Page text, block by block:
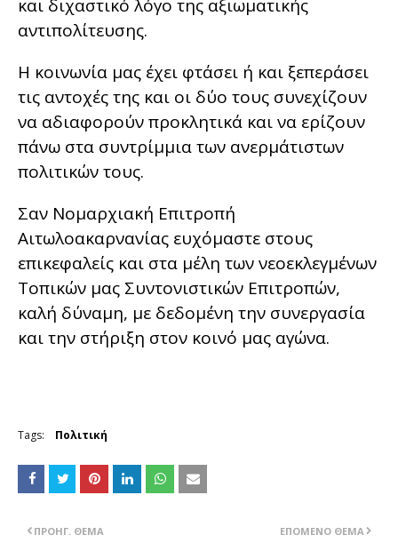
και διχαστικό λόγο της αξιωματικής
αντιπολίτευσης.
Η κοινωνία μας έχει φτάσει ή και ξεπεράσει
τις αντοχές της και οι δύο τους συνεχίζουν
να αδιαφορούν προκλητικά και να ερίζουν
πάνω στα συντρίμμια των ανερμάτιστων
πολιτικών τους.
Σαν Νομαρχιακή Επιτροπή
Αιτωλοακαρνανίας ευχόμαστε στους
επικεφαλείς και στα μέλη των νεοεκλεγμένων
Τοπικών μας Συντονιστικών Επιτροπών,
καλή δύναμη, με δεδομένη την συνεργασία
και την στήριξη στον κοινό μας αγώνα.
Tags: Πολιτική
ΕΠΌΜΕΝΟ ΘΈΜΑ
ΠΡΟΗΓ. ΘΈΜΑ